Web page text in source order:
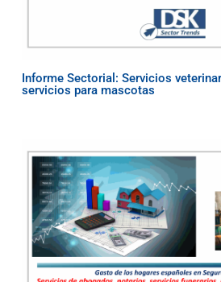
Informe Sectorial: Servicios
servicios para mascotas